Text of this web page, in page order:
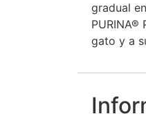
gradual
PURINA®
gato y a